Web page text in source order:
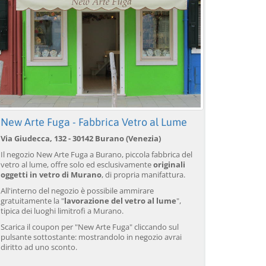
Venezia: trasferimento in
barca da/per l'aeroporto
Marco Polo con 3 percorsi
da 18,00 EUR (6672)
PRENOTA →
Venezia: Trasferimento in
taxi acqueo dall'aeroporto
Marco Polo
da 39,00 EUR
PRENOTA →
New Arte Fuga - Fabbrica Vetro al Lume
Via Giudecca, 132 - 30142 Burano (Venezia)
Il negozio New Arte Fuga a Burano, piccola fabbrica del
vetro al lume, offre solo ed esclusivamenteoriginali
oggetti in vetro di Murano, di propria manifattura.
All'interno del negozio è possibile ammirare
gratuitamente la "lavorazione del vetro al lume",
tipica dei luoghi limitrofi a Murano.
Scarica il coupon per "New Arte Fuga" cliccando sul
pulsante sottostante: mostrandolo in negozio avrai
diritto ad uno sconto.